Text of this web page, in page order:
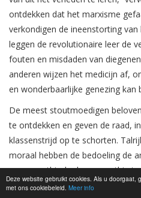
Deze website gebruikt cookies. Als u doorgaat,
met ons cookiebeleid. Meer info
ontdekken dat het marxisme
verkondigen de ineenstorting
leggen de revolutionaire leer de
fouten en misdaden van
anderen wijzen het medicijn af,
en wonderbaarlijke genezing kan
De meest stoutmoedigen
te ontdekken en geven de raad,
klassenstrijd op te schorten.
moraal hebben de bedoeling de
van een ethische homeopathie
deze apostelen worden, zonder